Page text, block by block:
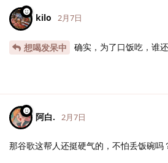
kilo 2月7日
想喝发呆中 确实，为了口饭吃，谁
阿白. 2月7日
那谷歌这帮人还挺硬气的，不怕丢饭碗吗